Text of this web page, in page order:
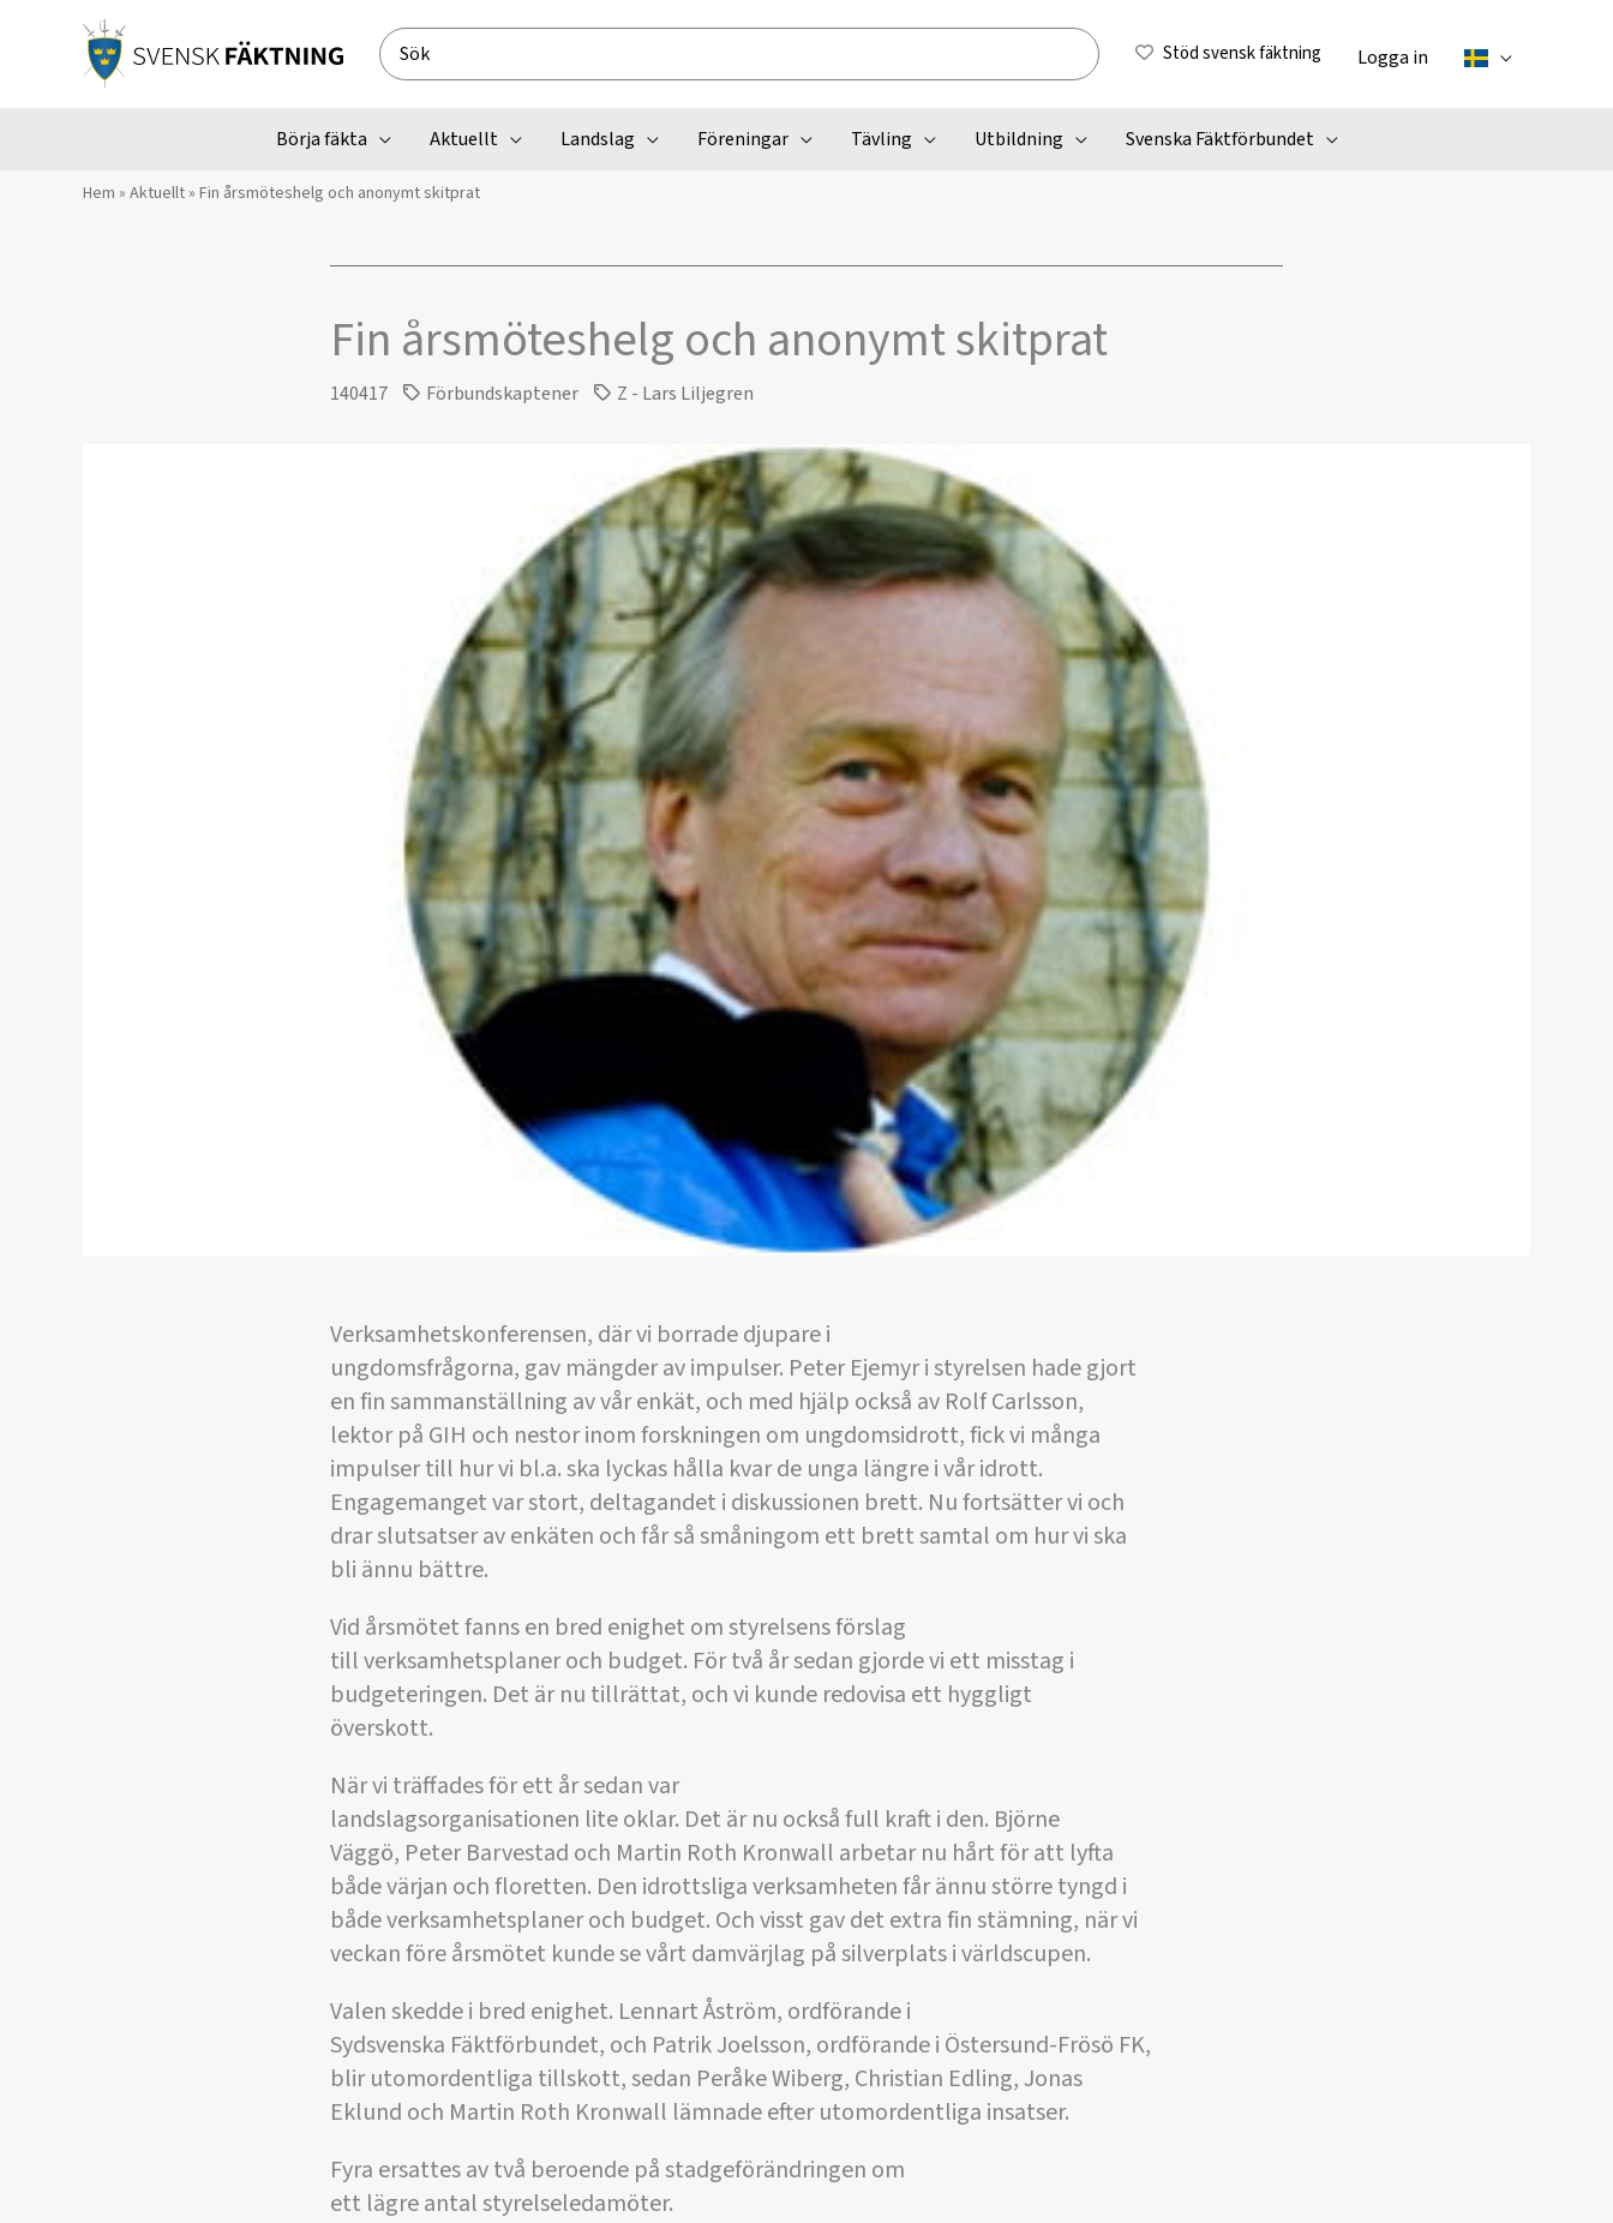
Search
for:
Stöd svensk fäktning Logga in
Börja fäkta Aktuellt Landslag Föreningar Tävling Utbildning Svenska Fäktförbundet
Hem » Aktuellt» Fin årsmöteshelg och anonymt skitprat
Fin årsmöteshelg och anonymt skitprat
140417 Förbundskaptener Z - Lars Liljegren
Verksamhetskonferensen, där vi borrade djupare i
ungdomsfrågorna, gav mängder av impulser. Peter Ejemyr i styrelsen hade gjort
en fin sammanställning av vår enkät, och med hjälp också av Rolf Carlsson,
lektor på GIH och nestor inom forskningen om ungdomsidrott, fick vi många
impulser till hur vi bl.a. ska lyckas hålla kvar de unga längre i vår idrott.
Engagemanget var stort, deltagandet i diskussionen brett. Nu fortsätter vi och
drar slutsatser av enkäten och får så småningom ett brett samtal om hur vi ska
bli ännu bättre.
Vid årsmötet fanns en bred enighet om styrelsens förslag
till verksamhetsplaner och budget. För två år sedan gjorde vi ett misstag i
budgeteringen. Det är nu tillrättat, och vi kunde redovisa ett hyggligt
överskott.
När vi träffades för ett år sedan var
landslagsorganisationen lite oklar. Det är nu också full kraft i den. Björne
Väggö, Peter Barvestad och Martin Roth Kronwall arbetar nu hårt för att lyfta
både värjan och floretten. Den idrottsliga verksamheten får ännu större tyngd i
både verksamhetsplaner och budget. Och visst gav det extra fin stämning, när vi
veckan före årsmötet kunde se vårt damvärjlag på silverplats i världscupen.
Valen skedde i bred enighet. Lennart Åström, ordförande i
Sydsvenska Fäktförbundet, och Patrik Joelsson, ordförande i Östersund-Frösö FK,
blir utomordentliga tillskott, sedan Peråke Wiberg, Christian Edling, Jonas
Eklund och Martin Roth Kronwall lämnade efter utomordentliga insatser.
Fyra ersattes av två beroende på stadgeförändringen om
ett lägre antal styrelseledamöter.